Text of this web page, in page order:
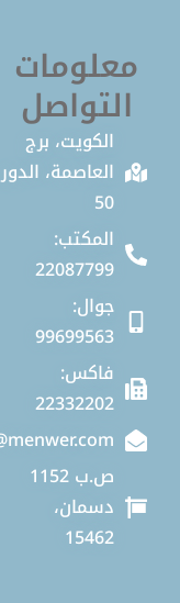
معلومات
التواصل
الكويت، برج
العاصمة، الدور
المكتب:
22087799
جوال:
99699563
فاكس:
22332202
info@menwer.com
ص.ب 1152
دسمان،
15462